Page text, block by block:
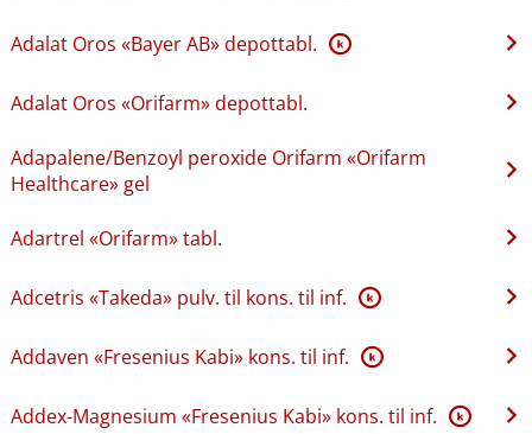
Adalat Oros «Bayer AB» depottabl. K
Adalat Oros «Orifarm» depottabl.
Adapalene​/​Benzoyl peroxide Orifarm «Orifarm
Healthcare» gel
Adartrel «Orifarm» tabl.
Adcetris «Takeda» pulv. til kons. til inf. K
Addaven «Fresenius Kabi» kons. til inf. K
Addex-Magnesium «Fresenius Kabi» kons. til inf. K